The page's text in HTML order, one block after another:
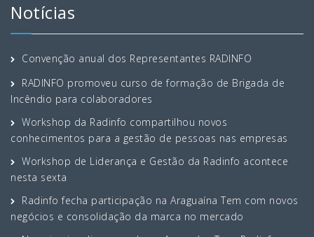
Notícias
Convenção anual dos Representantes RADINFO
RADINFO promoveu curso de formação de Brigada de
Incêndio para colaboradores
Workshop da Radinfo compartilhou novos
conhecimentos para a gestão de pessoas nas empresas
Workshop de Liderança e Gestão da Radinfo acontece
nesta sexta
Radinfo fecha participação na Araguaína Tem com novos
negócios e consolidação da marca no mercado